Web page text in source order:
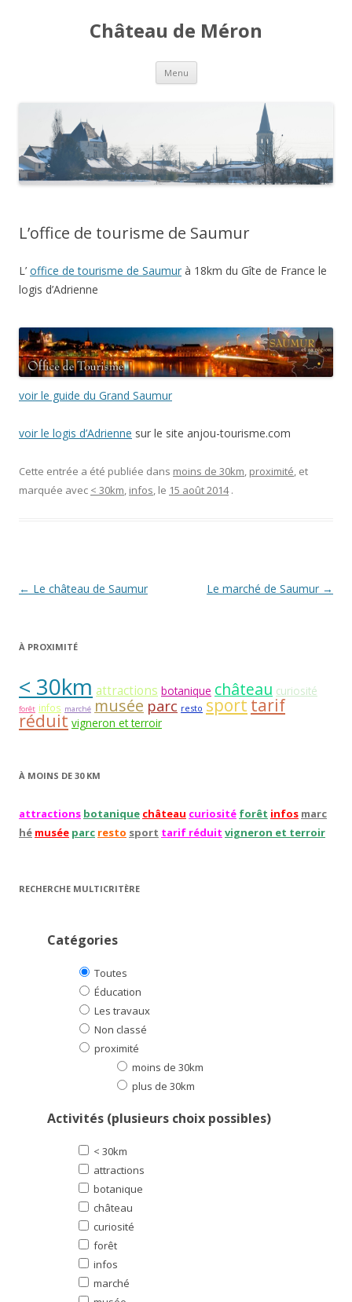
Château de Méron
Menu Aller
contenu
L’office de tourisme de Saumur
L’ office de tourisme de Saumur à 18km du Gîte de France le
logis d’Adrienne
voir le guide du Grand Saumur
voir le logis d’Adrienne sur le site anjou-tourisme.com
Cette entrée a été publiée dans moins de 30km, proximité, et
marquée avec < 30km, infos, le 15 août 2014 .
Navigation
← Le château de Saumur Le marché de Saumur →
À PROXIMITÉ
< 30km attractions botanique château curiosité
forêt infos marché musée parc resto sport tarif
réduit vigneron et terroir
À MOINS DE 30 KM
attractions botanique château curiosité forêt infos marc
hé musée parc resto sport tarif réduit vigneron et terroir
RECHERCHE MULTICRITÈRE
Catégories
Toutes
Éducation
Les travaux
Non classé
proximité
moins de 30km
plus de 30km
Activités (plusieurs choix possibles)
< 30km
attractions
botanique
château
curiosité
forêt
infos
marché